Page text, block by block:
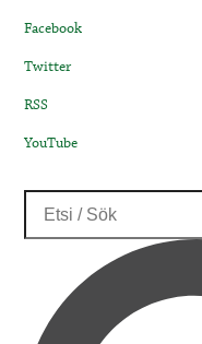
Facebook
Twitter
RSS
YouTube